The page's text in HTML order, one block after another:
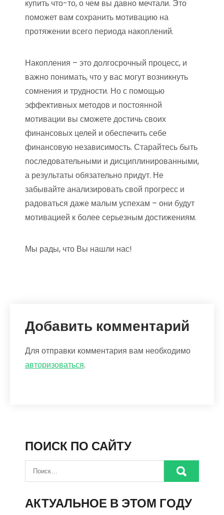
купить что-то, о чем вы давно мечтали. Это
поможет вам сохранить мотивацию на
протяжении всего периода накоплений.
Накопления – это долгосрочный процесс, и
важно понимать, что у вас могут возникнуть
сомнения и трудности. Но с помощью
эффективных методов и постоянной
мотивации вы сможете достичь своих
финансовых целей и обеспечить себе
финансовую независимость. Старайтесь быть
последовательными и дисциплинированными,
а результаты обязательно придут. Не
забывайте анализировать свой прогресс и
радоваться даже малым успехам – они будут
мотивацией к более серьезным достижениям.
Мы рады, что Вы нашли нас!
Добавить комментарий
Для отправки комментария вам необходимо
авторизоваться.
ПОИСК ПО САЙТУ
АКТУАЛЬНОЕ В ЭТОМ ГОДУ